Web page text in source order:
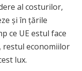
al costurilor,
și în țările
ce UE estul face
restul economiilor
lux.